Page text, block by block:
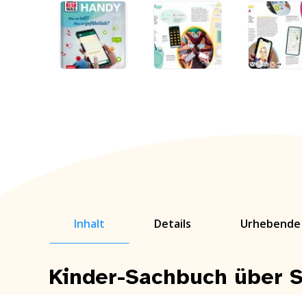
Inhalt Details Urhebende
Kinder-Sachbuch über